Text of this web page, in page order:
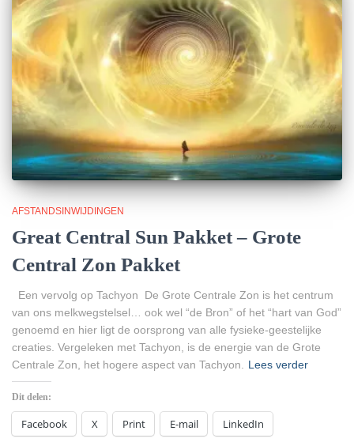
AFSTANDSINWIJDINGEN
Great Central Sun Pakket – Grote
Central Zon Pakket
Een vervolg op Tachyon De Grote Centrale Zon is het centrum
van ons melkwegstelsel… ook wel “de Bron” of het “hart van God”
genoemd en hier ligt de oorsprong van alle fysieke-geestelijke
creaties. Vergeleken met Tachyon, is de energie van de Grote
Centrale Zon, het hogere aspect van Tachyon.
Lees verder
Dit delen:
Facebook X Print E-mail LinkedIn